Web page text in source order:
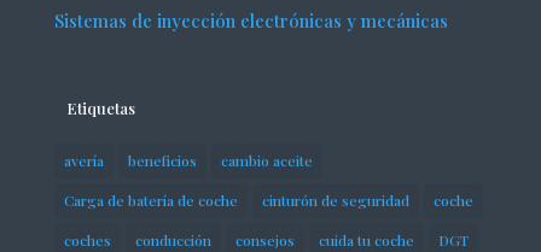
Sistemas de inyección electrónicas y mecánicas
Etiquetas
avería beneficios cambio aceite
Carga de batería de coche cinturón de seguridad coche
coches conducción consejos cuida tu coche DGT